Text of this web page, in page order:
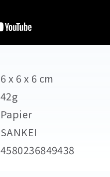
6 x 6 x 6 cm
42g
Papier
SANKEI
4580236849438